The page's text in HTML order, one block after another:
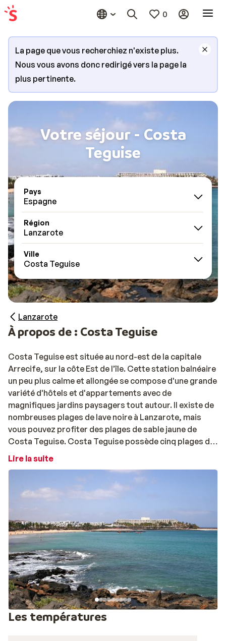
0
La page que vous recherchiez n'existe plus.
Nous vous avons donc redirigé vers la page la
plus pertinente.
Votre séjour - Costa
Teguise
Pays
Espagne
Région
Lanzarote
Ville
Costa Teguise
Lanzarote
À propos de : Costa Teguise
Costa Teguise est située au nord-est de la capitale
Arrecife, sur la côte Est de l'île. Cette station balnéaire
un peu plus calme et allongée se compose d'une grande
variété d'hôtels et d'appartements avec de
magnifiques jardins paysagers tout autour. Il existe de
nombreuses plages de lave noire à Lanzarote, mais
vous pouvez profiter des plages de sable jaune de
Costa Teguise. Costa Teguise possède cinq plages de
sable qui sont principalement situées sur une baie. La
Cucharas près du centre de Costa Teguise. Le fond
marin s'incline progressivement ici et en raison du vent
à voile. D'autres plages comme El Jablillo, Los Charcos
et El Ancla sont situées sur une petite baie avec des
plateaux rocheux. Dans le centre de Costa Teguise et
sur l'agréable boulevard, vous trouverez des
restaurants, des bars et un certain nombre de lieux de
divertissement. En plus des sports nautiques, vous
pouvez également pratiquer le golf à Costa Teguise
sur un magnifique parcours de golf 18 trous.
Lire la suite
Les températures